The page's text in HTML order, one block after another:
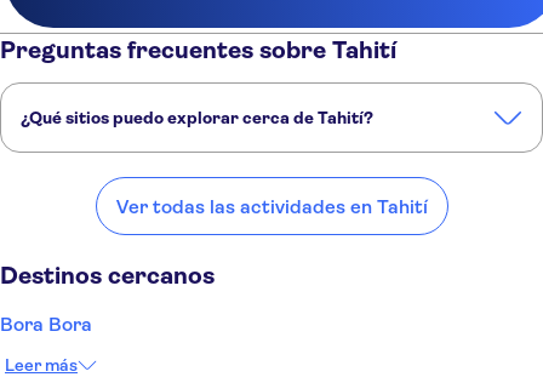
Preguntas frecuentes sobre Tahití
¿Qué sitios puedo explorar cerca de Tahití?
Honolulu
Ver todas las actividades en Tahití
Destinos cercanos
Bora Bora
Leer más